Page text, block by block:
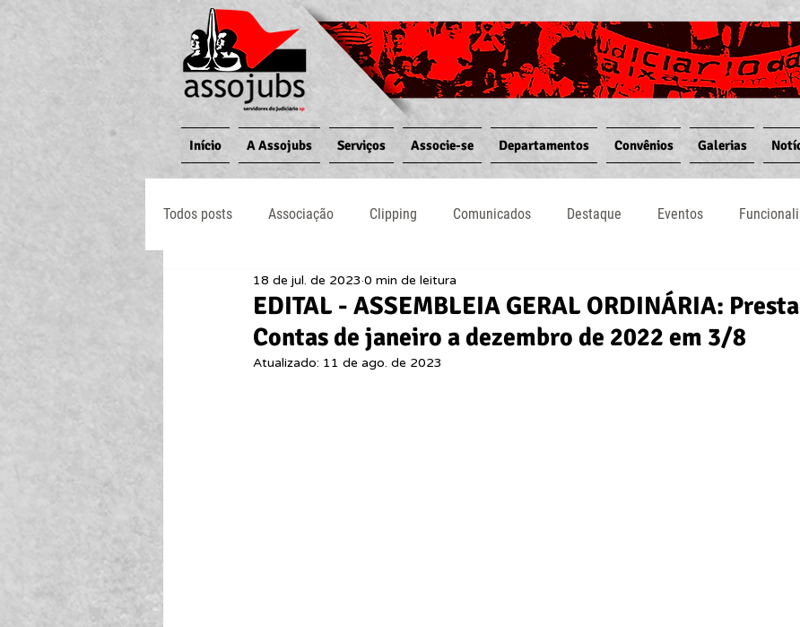
Início A Assojubs Serviços Associe-se Departamentos Convênios Galerias
Todos posts Associação Clipping Comunicados Destaque Eventos
Jornal O Processo Judiciário Notícias
EDITAL - ASSEMBLEIA GERAL ORDINÁRIA:
Contas de janeiro a dezembro de 2022 em 3/8
18 de jul. de 2023 0 min de leitura
Atualizado: 11 de ago. de 2023